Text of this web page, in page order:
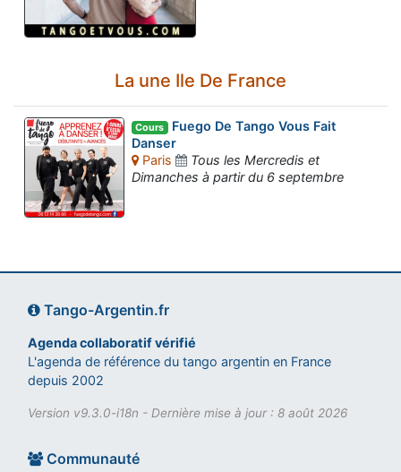
La une Ile De France
Cours Fuego De Tango Vous Fait
Danser
Paris
Tous les Mercredis et
Dimanches à partir du 6 septembre
Tango-Argentin.fr
Agenda collaboratif vérifié
L'agenda de référence du tango argentin en France
depuis 2002
Version v9.3.0-i18n - Dernière mise à jour : 8 août 2026
Communauté